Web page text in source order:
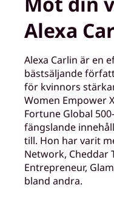
Alexa
Alexa Carlin är en
bästsäljande
för kvinnors
Women Empower
Fortune Global
fängslande
till. Hon har varit
Network, Cheddar
Entrepreneur,
bland andra.